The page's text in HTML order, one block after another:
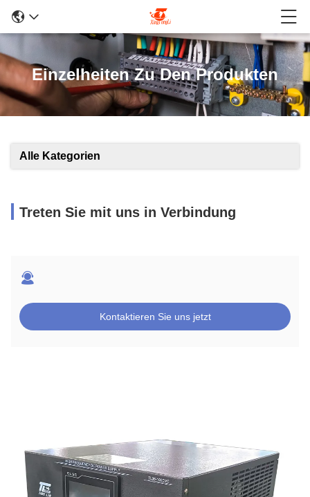
Einzelheiten Zu Den Produkten
Alle Kategorien
Treten Sie mit uns in Verbindung
Kontaktieren Sie uns jetzt